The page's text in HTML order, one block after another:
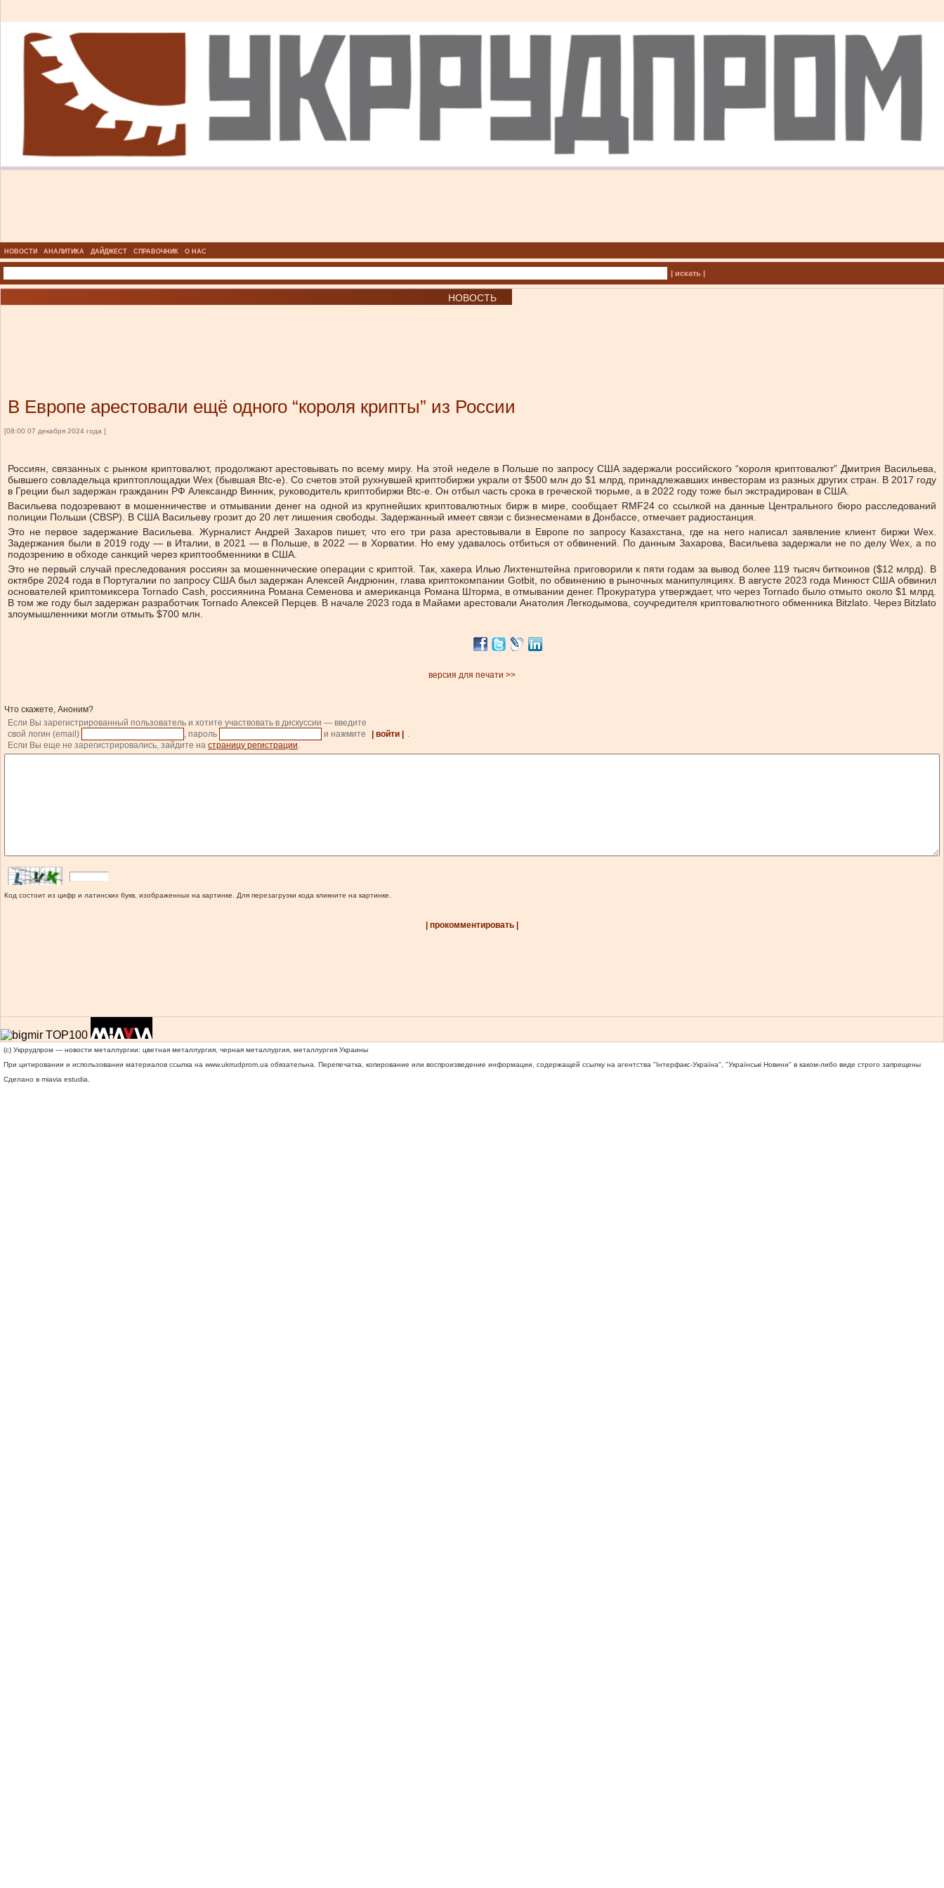
НОВОСТИ АНАЛИТИКА ДАЙДЖЕСТ СПРАВОЧНИК О НАС
| искать |
НОВОСТЬ
В Европе арестовали ещё одного “короля крипты” из России
[08:00 07 декабря 2024 года ]
Россиян, связанных с рынком криптовалют, продолжают арестовывать по всему миру. На этой неделе в Польше по запросу США задержали российского “короля криптовалют” Дмитрия Васильева,
бывшего совладельца криптоплощадки Wex (бывшая Btc-e). Со счетов этой рухнувшей криптобиржи украли от $500 млн до $1 млрд, принадлежавших инвесторам из разных других стран. В 2017 году
в Греции был задержан гражданин РФ Александр Винник, руководитель криптобиржи Btc-e. Он отбыл часть срока в греческой тюрьме, а в 2022 году тоже был экстрадирован в США.
Васильева подозревают в мошенничестве и отмывании денег на одной из крупнейших криптовалютных бирж в мире, сообщает RMF24 со ссылкой на данные Центрального бюро расследований
полиции Польши (CBSP). В США Васильеву грозит до 20 лет лишения свободы. Задержанный имеет связи с бизнесменами в Донбассе, отмечает радиостанция.
Это не первое задержание Васильева. Журналист Андрей Захаров пишет, что его три раза арестовывали в Европе по запросу Казахстана, где на него написал заявление клиент биржи Wex.
Задержания были в 2019 году — в Италии, в 2021 — в Польше, в 2022 — в Хорватии. Но ему удавалось отбиться от обвинений. По данным Захарова, Васильева задержали не по делу Wex, а по
подозрению в обходе санкций через криптообменники в США.
Это не первый случай преследования россиян за мошеннические операции с криптой. Так, хакера Илью Лихтенштейна приговорили к пяти годам за вывод более 119 тысяч биткоинов ($12 млрд). В
октябре 2024 года в Португалии по запросу США был задержан Алексей Андрюнин, глава криптокомпании Gotbit, по обвинению в рыночных манипуляциях. В августе 2023 года Минюст США обвинил
основателей криптомиксера Tornado Cash, россиянина Романа Семенова и американца Романа Шторма, в отмывании денег. Прокуратура утверждает, что через Tornado было отмыто около $1 млрд.
В том же году был задержан разработчик Tornado Алексей Перцев. В начале 2023 года в Майами арестовали Анатолия Легкодымова, соучредителя криптовалютного обменника Bitzlato. Через Bitzlato
злоумышленники могли отмыть $700 млн.
версия для печати >>
Что скажете, Аноним?
Если Вы зарегистрированный пользователь и хотите участвовать в дискуссии — введите
свой логин (email)
, пароль и нажмите | войти |
.
Если Вы еще не зарегистрировались, зайдите на страницу регистрации.
Код состоит из цифр и латинских букв, изображенных на картинке. Для перезагрузки кода кликните на картинке.
| прокомментировать |
(c) Укррудпром — новости металлургии: цветная металлургия, черная металлургия, металлургия Украины
При цитировании и использовании материалов ссылка на www.ukrrudprom.ua обязательна. Перепечатка, копирование или воспроизведение информации, содержащей ссылку на агентства "Iнтерфакс-Україна", "Українськi Новини" в каком-либо виде строго запрещены
Сделано в miavia estudia.